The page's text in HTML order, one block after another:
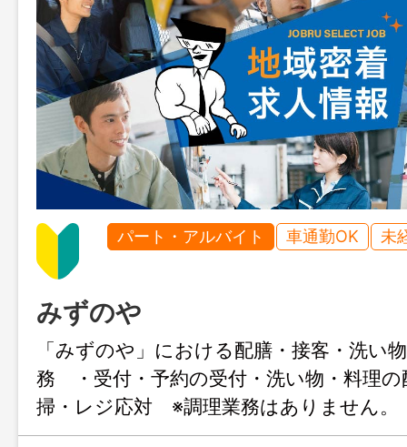
パート・アルバイト 車通勤OK 未
みずのや
「みずのや」における配膳・接客・洗い
務 ・受付・予約の受付・洗い物・料理の
掃・レジ応対 ※調理業務はありません
はありません。 ※仕事内容は、本人の希